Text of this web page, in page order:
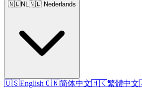
🇳🇱NL🇳🇱 Nederlands
🇺🇸English🇨🇳简体中文🇭🇰繁體中文